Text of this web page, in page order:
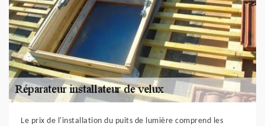
Le prix de l'installation du puits de lumière comprend les